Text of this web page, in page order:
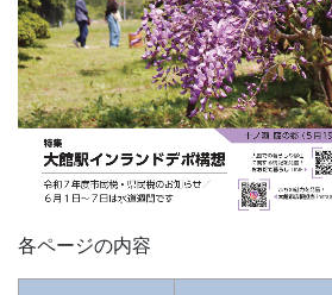
各ページの内容